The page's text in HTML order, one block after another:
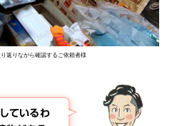
返りながら確認するご依頼者様
ているわ